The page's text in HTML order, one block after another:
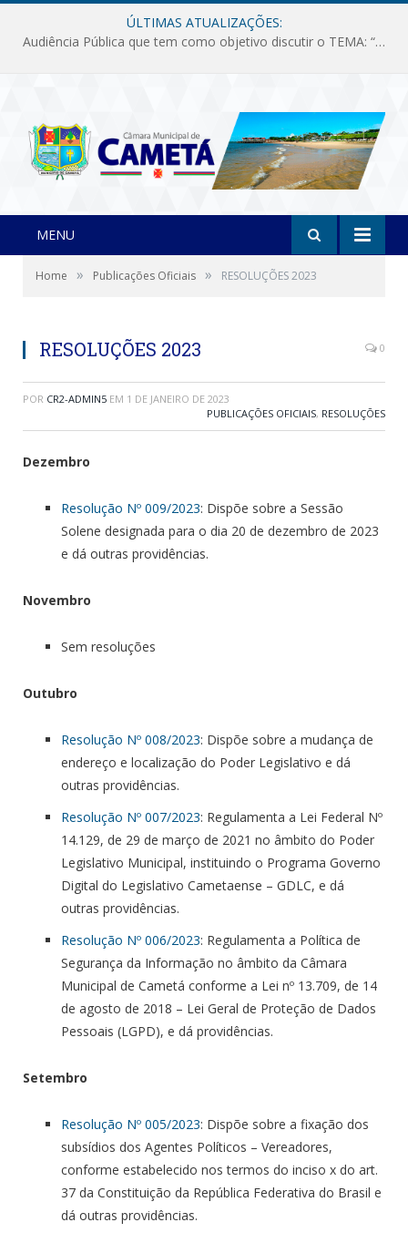
ÚLTIMAS ATUALIZAÇÕES:
Audiência Pública que tem como objetivo discutir o TEMA: “Fornecimento de Energia Elétrica em Debate: Tarifas, Qualidade e Atendimento dos Serviços”
MENU
Home » Publicações Oficiais » RESOLUÇÕES 2023
RESOLUÇÕES 2023 0
POR CR2-ADMIN5 EM 1 DE JANEIRO DE 2023
PUBLICAÇÕES OFICIAIS, RESOLUÇÕES
Dezembro
Resolução Nº 009/2023: Dispõe sobre a Sessão
Solene designada para o dia 20 de dezembro de 2023
e dá outras providências.
Novembro
Sem resoluções
Outubro
Resolução Nº 008/2023: Dispõe sobre a mudança de
endereço e localização do Poder Legislativo e dá
outras providências.
Resolução Nº 007/2023: Regulamenta a Lei Federal Nº
14.129, de 29 de março de 2021 no âmbito do Poder
Legislativo Municipal, instituindo o Programa Governo
Digital do Legislativo Cametaense – GDLC, e dá
outras providências.
Resolução Nº 006/2023: Regulamenta a Política de
Segurança da Informação no âmbito da Câmara
Municipal de Cametá conforme a Lei nº 13.709, de 14
de agosto de 2018 – Lei Geral de Proteção de Dados
Pessoais (LGPD), e dá providências.
Setembro
Resolução Nº 005/2023: Dispõe sobre a fixação dos
subsídios dos Agentes Políticos – Vereadores,
conforme estabelecido nos termos do inciso x do art.
37 da Constituição da República Federativa do Brasil e
dá outras providências.